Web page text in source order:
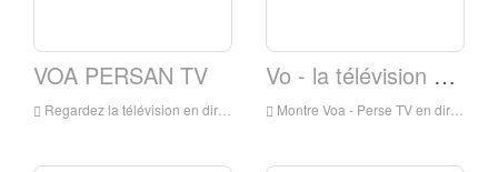
VOA PERSAN TV
Regardez la télévision en direct VOA en direct en direct en direct, VOA Persian TV Streaming en direct, télévision Persian Voa est une chaîne de télévision en Iran
Vo - la télévision persane
Montre Voa - Perse TV en direct en ligne, VOA - Persian TV HD Streaming en direct, VOA - Persian TV Montre Live TV de l'Iran